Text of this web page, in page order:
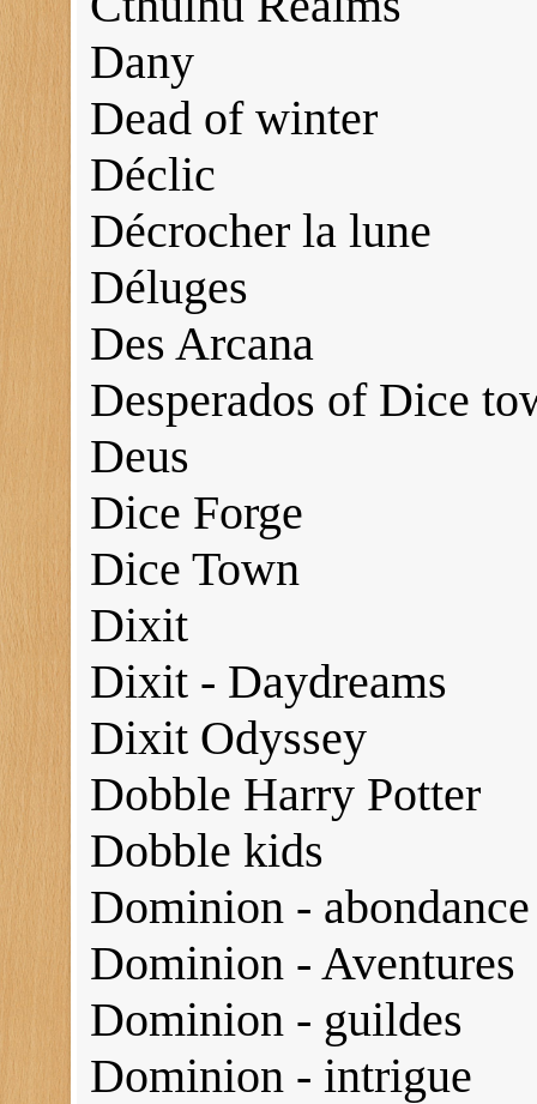
Dany
Dead of winter
Déclic
Décrocher la lune
Déluges
Des Arcana
Desperados of Dice
Deus
Dice Forge
Dice Town
Dixit
Dixit - Daydreams
Dixit Odyssey
Dobble Harry Potter
Dobble kids
Dominion - abondance
Dominion - Aventures
Dominion - guildes
Dominion - intrigue